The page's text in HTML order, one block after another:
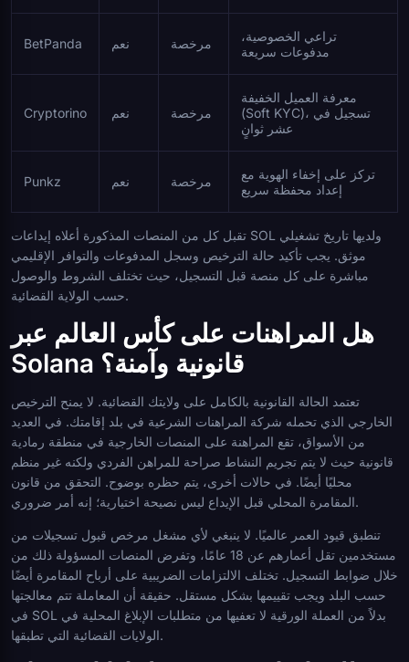
BetPanda نعم مرخصة
تراعي الخصوصية،
مدفوعات سريعة
Cryptorino نعم مرخصة
معرفة العميل الخفيفة
(Soft KYC)، تسجيل في
عشر ثوانٍ
Punkz نعم مرخصة
تركز على إخفاء الهوية مع
إعداد محفظة سريع
تقبل كل من المنصات المذكورة أعلاه إيداعات SOL ولديها تاريخ تشغيلي
موثق. يجب تأكيد حالة الترخيص وسجل المدفوعات والتوافر الإقليمي
مباشرة على كل منصة قبل التسجيل، حيث تختلف الشروط والوصول
حسب الولاية القضائية.
هل المراهنات على كأس العالم عبر
Solana قانونية وآمنة؟
تعتمد الحالة القانونية بالكامل على ولايتك القضائية. لا يمنح الترخيص
الخارجي الذي تحمله شركة المراهنات الشرعية في بلد إقامتك. في العديد
من الأسواق، تقع المراهنة على المنصات الخارجية في منطقة رمادية
قانونية حيث لا يتم تجريم النشاط صراحة للمراهن الفردي ولكنه غير منظم
محليًا أيضًا. في حالات أخرى، يتم حظره بوضوح. التحقق من قانون
المقامرة المحلي قبل الإيداع ليس نصيحة اختيارية؛ إنه أمر ضروري.
تنطبق قيود العمر عالميًا. لا ينبغي لأي مشغل مرخص قبول تسجيلات من
مستخدمين تقل أعمارهم عن 18 عامًا، وتفرض المنصات المسؤولة ذلك من
خلال ضوابط التسجيل. تختلف الالتزامات الضريبية على أرباح المقامرة أيضًا
حسب البلد ويجب تقييمها بشكل مستقل. حقيقة أن المعاملة تتم معالجتها
في SOL بدلاً من العملة الورقية لا تعفيها من متطلبات الإبلاغ المحلية في
الولايات القضائية التي تطبقها.